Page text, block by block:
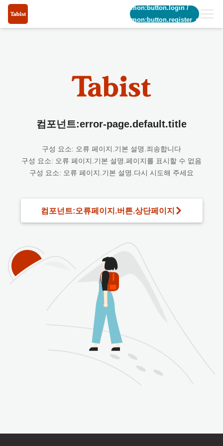
common:button.login/
common:button.register_short
컴포넌트:error-page.default.title
구성 요소: 오류 페이지.기본 설명.죄송합니다
구성 요소: 오류 페이지.기본 설명.페이지를 표시할 수 없음
구성 요소: 오류 페이지.기본 설명.다시 시도해 주세요
컴포넌트:오류페이지.버튼.상단페이지